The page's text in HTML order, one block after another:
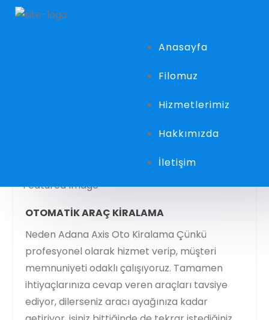
Anasayfa
Filomuz
Hizmetlerimiz
Hakkımızda
İletişim
OTOMATIK ARAÇ KIRALAMA
Neden Adana Axis Oto Kiralama Çünkü
profesyonel olarak hizmet verip, müşteri
memnuniyeti odaklı çalışıyoruz. Tamamen
ihtiyaçlarınıza cevap veren araçları tavsiye
ediyor, dilerseniz aracı ayağınıza kadar